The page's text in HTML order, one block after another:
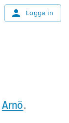
Logga in
Arnö.